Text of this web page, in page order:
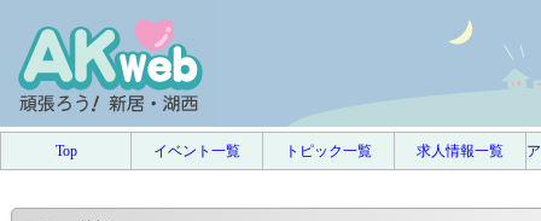
Top イベント一覧 トピック一覧 求人情報一覧